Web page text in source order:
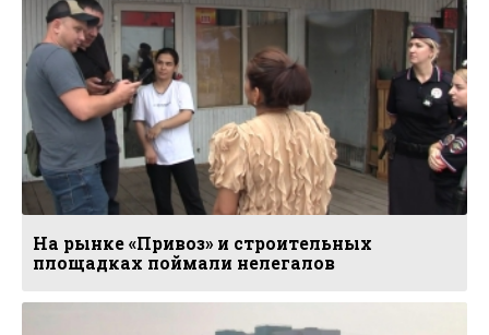
На рынке «Привоз» и строительных
площадках поймали нелегалов